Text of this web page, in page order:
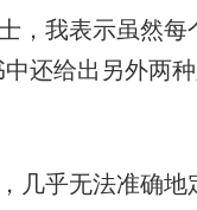
，我表示虽然
还给出另外两
几乎无法准确